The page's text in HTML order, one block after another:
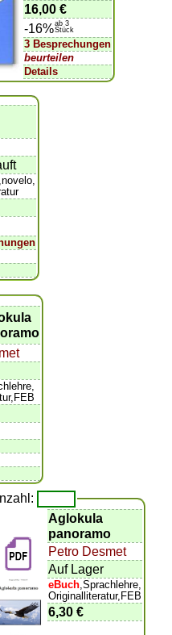
16,00 €
-16%ab 3
Stück
3 Besprechungen
beurteilen
Details
Aglokula
panoramo
Petro Desmet
Auf Lager
eBuch ,Sprachlehre,
Originalliteratur,FEB
6,30 €